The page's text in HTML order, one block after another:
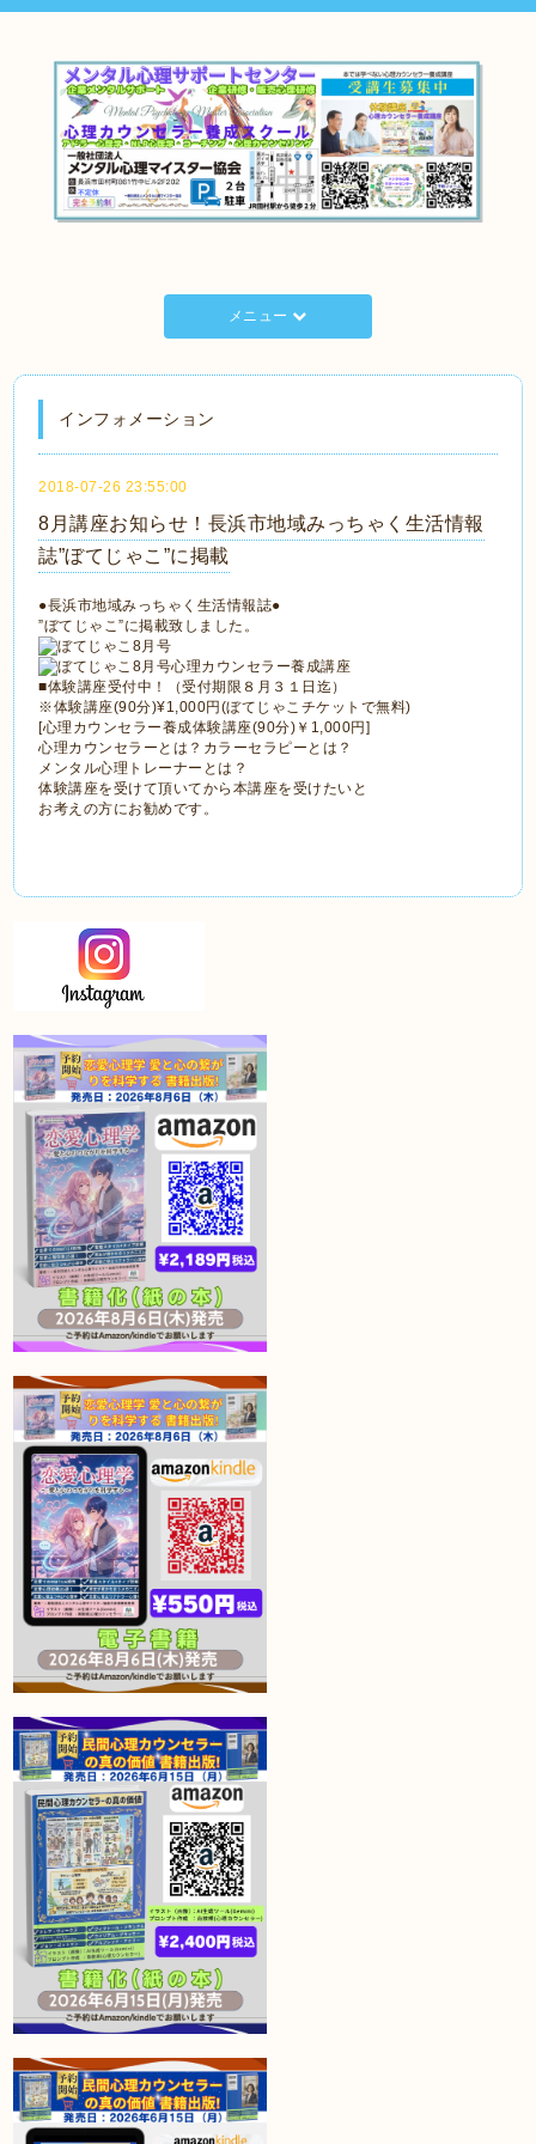
メニュー
インフォメーション
2018-07-26 23:55:00
8月講座お知らせ！長浜市地域みっちゃく生活情報
誌”ぼてじゃこ”に掲載
●長浜市地域みっちゃく生活情報誌●
”ぼてじゃこ”に掲載致しました。
■体験講座受付中！（受付期限８月３１日迄）
※体験講座(90分)¥1,000円(ぼてじゃこチケットで無料)
[心理カウンセラー養成体験講座(90分)￥1,000円]
心理カウンセラーとは？カラーセラピーとは？
メンタル心理トレーナーとは？
体験講座を受けて頂いてから本講座を受けたいと
お考えの方にお勧めです。